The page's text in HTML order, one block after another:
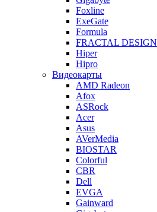
Foxline
ExeGate
Formula
FRACTAL DESIGN
Hiper
Hipro
Видеокарты
AMD Radeon
Afox
ASRock
Acer
Asus
AVerMedia
BIOSTAR
Colorful
CBR
Dell
EVGA
Gainward